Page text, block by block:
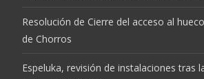
Resolución de Cierre del acceso al
de Chorros
Espeluka, revisión de instalaciones tras